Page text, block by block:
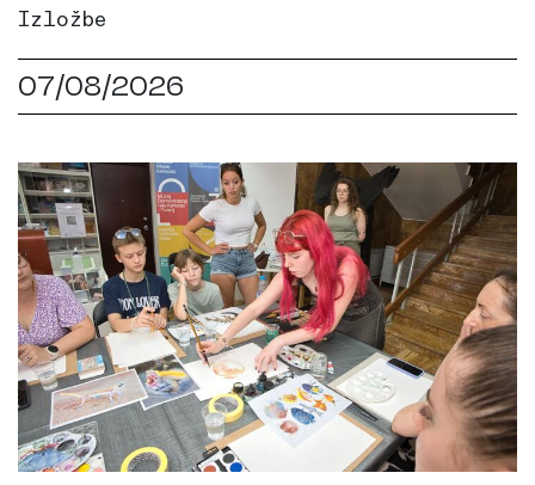
Izložbe
07/08/2026